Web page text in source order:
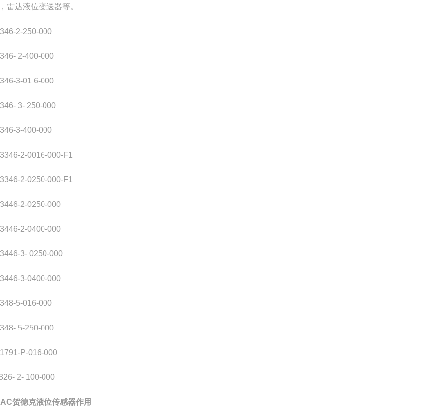
雷达液位变送器等。
2-250-000
2-400-000
3-01 6-000
3- 250-000
3-400-000
2-0016-000-F1
2-0250-000-F1
2-0250-000
2-0400-000
3- 0250-000
3-0400-000
5-016-000
5-250-000
P-016-000
2- 100-000
贺德克液位传感器作用